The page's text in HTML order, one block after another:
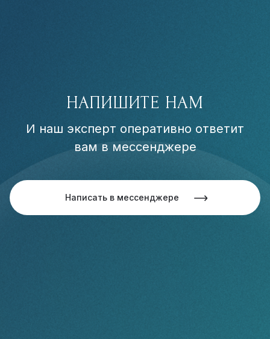
НАПИШИТЕ НАМ
И наш эксперт оперативно ответит
вам в мессенджере
Написать в мессенджере